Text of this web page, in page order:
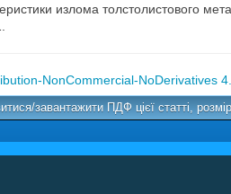
излома толстолистового
NonCommercial-NoDerivatives
завантажити ПДФ цієї статті,